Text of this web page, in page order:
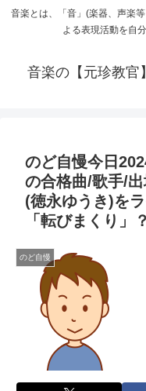
音楽とは、「音」(楽器、声楽
よる表現活動を自
音楽の【元珍教官
のど自慢今日
の合格曲/歌手/
(徳永ゆうき)を
「転びまくり」
のど自慢